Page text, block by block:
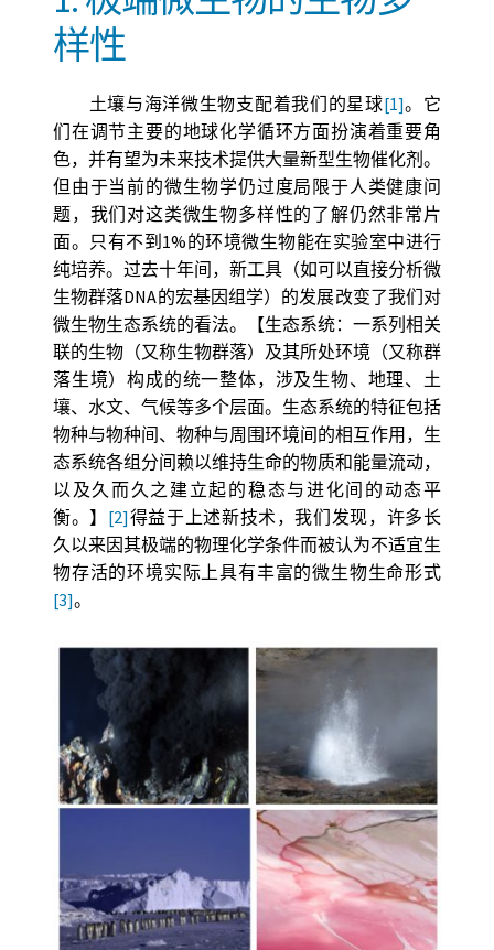
样性
土壤与海洋微生物支配着我们的星球[1]。它
们在调节主要的地球化学循环方面扮演着重要角
色，并有望为未来技术提供大量新型生物催化剂。
但由于当前的微生物学仍过度局限于人类健康问
题，我们对这类微生物多样性的了解仍然非常片
面。只有不到1%的环境微生物能在实验室中进行
纯培养。过去十年间，新工具（如可以直接分析微
生物群落DNA的宏基因组学）的发展改变了我们对
微生物生态系统的看法。【生态系统：一系列相关
联的生物（又称生物群落）及其所处环境（又称群
落生境）构成的统一整体，涉及生物、地理、土
壤、水文、气候等多个层面。生态系统的特征包括
物种与物种间、物种与周围环境间的相互作用，生
态系统各组分间赖以维持生命的物质和能量流动，
以及久而久之建立起的稳态与进化间的动态平
衡。】 [2]得益于上述新技术，我们发现，许多长
久以来因其极端的物理化学条件而被认为不适宜生
物存活的环境实际上具有丰富的微生物生命形式
[3]。